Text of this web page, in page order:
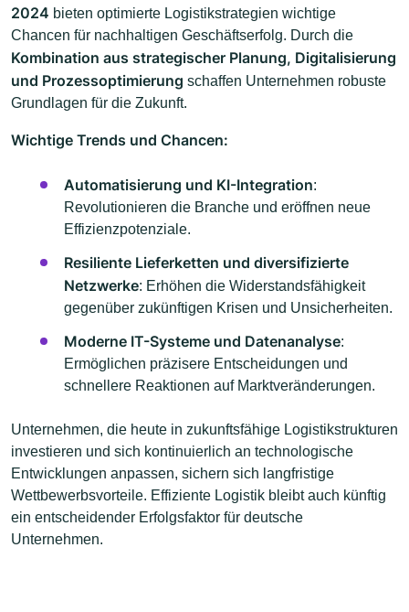
2024 bieten optimierte Logistikstrategien wichtige
Chancen für nachhaltigen Geschäftserfolg. Durch die
Kombination aus strategischer Planung, Digitalisierung
und Prozessoptimierung schaffen Unternehmen robuste
Grundlagen für die Zukunft.
Wichtige Trends und Chancen:
Automatisierung und KI-Integration:
Revolutionieren die Branche und eröffnen neue
Effizienzpotenziale.
Resiliente Lieferketten und diversifizierte
Netzwerke: Erhöhen die Widerstandsfähigkeit
gegenüber zukünftigen Krisen und Unsicherheiten.
Moderne IT-Systeme und Datenanalyse:
Ermöglichen präzisere Entscheidungen und
schnellere Reaktionen auf Marktveränderungen.
Unternehmen, die heute in zukunftsfähige Logistikstrukturen
investieren und sich kontinuierlich an technologische
Entwicklungen anpassen, sichern sich langfristige
Wettbewerbsvorteile. Effiziente Logistik bleibt auch künftig
ein entscheidender Erfolgsfaktor für deutsche
Unternehmen.